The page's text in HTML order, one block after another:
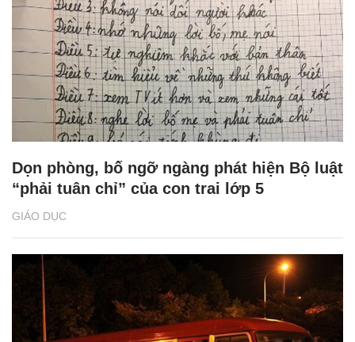
GIÁO DỤC
Dọn phòng, bố ngỡ ngàng phát hiện Bộ luật
“phải tuân chỉ” của con trai lớp 5